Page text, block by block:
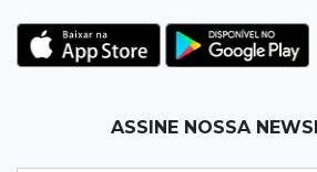
Choque ao lado de condomínio
Primeiro corpo do “cemitério
ASSINE NOSSA